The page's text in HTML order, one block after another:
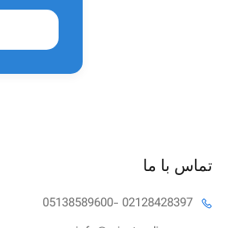
تماس با ما
05138589600- 02128428397